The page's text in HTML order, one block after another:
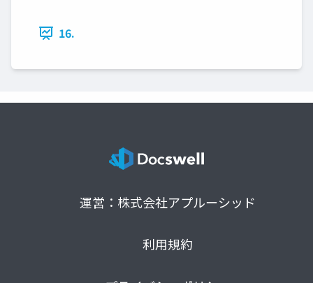
16.
運営：株式会社アプルーシッド
利用規約